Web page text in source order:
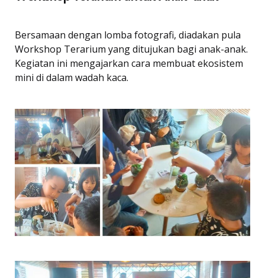
Bersamaan dengan lomba fotografi, diadakan pula
Workshop Terarium yang ditujukan bagi anak-anak.
Kegiatan ini mengajarkan cara membuat ekosistem
mini di dalam wadah kaca.